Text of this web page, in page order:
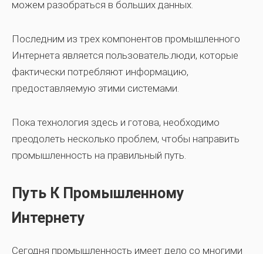
можем разобраться в больших данных.
Последним из трех компонентов промышленного
Интернета является пользователь:люди, которые
фактически потребляют информацию,
предоставляемую этими системами.
Пока технология здесь и готова, необходимо
преодолеть несколько проблем, чтобы направить
промышленность на правильный путь.
Путь К Промышленному
Интернету
Сегодня промышленность имеет дело со многими